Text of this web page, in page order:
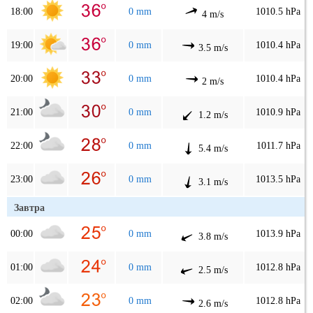
18:00 0 mm 4 m/s 1010.5 hPa
19:00 0 mm 3.5 m/s 1010.4 hPa
20:00 0 mm 2 m/s 1010.4 hPa
21:00 0 mm 1.2 m/s 1010.9 hPa
22:00 0 mm 5.4 m/s 1011.7 hPa
23:00 0 mm 3.1 m/s 1013.5 hPa
Завтра
00:00 0 mm 3.8 m/s 1013.9 hPa
01:00 0 mm 2.5 m/s 1012.8 hPa
02:00 0 mm 2.6 m/s 1012.8 hPa